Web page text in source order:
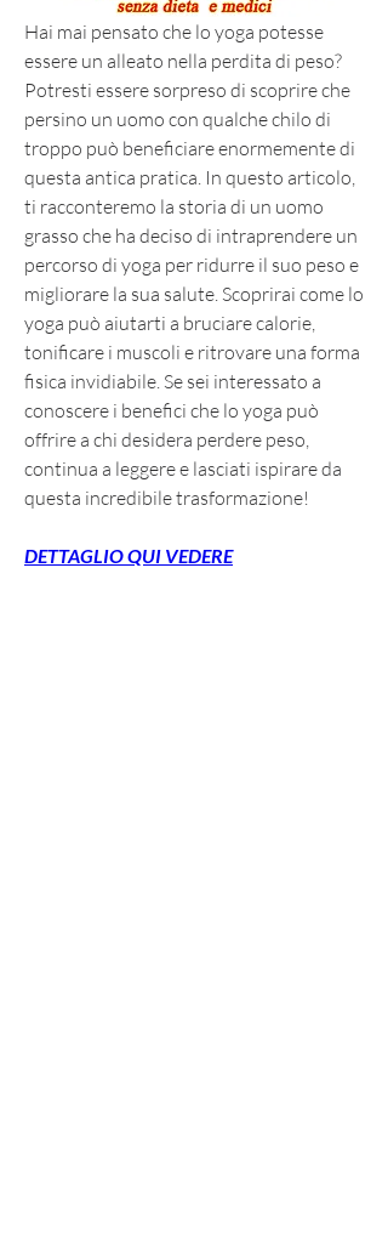
Hai mai pensato che lo yoga potesse
essere un alleato nella perdita di peso?
Potresti essere sorpreso di scoprire che
persino un uomo con qualche chilo di
troppo può beneficiare enormemente di
questa antica pratica. In questo articolo,
ti racconteremo la storia di un uomo
grasso che ha deciso di intraprendere un
percorso di yoga per ridurre il suo peso e
migliorare la sua salute. Scoprirai come lo
yoga può aiutarti a bruciare calorie,
tonificare i muscoli e ritrovare una forma
fisica invidiabile. Se sei interessato a
conoscere i benefici che lo yoga può
offrire a chi desidera perdere peso,
continua a leggere e lasciati ispirare da
questa incredibile trasformazione!
DETTAGLIO QUI VEDERE